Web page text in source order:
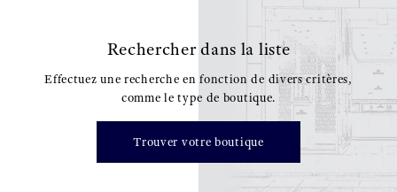
Rechercher dans la liste
Effectuez une recherche en fonction de divers critères,
comme le type de boutique.
Trouver votre boutique